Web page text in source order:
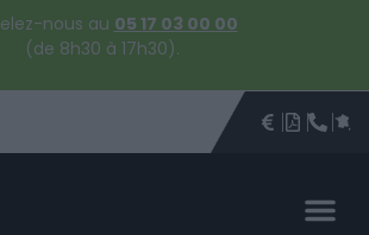
nous au 05 17 03 00 00
(de 8h30 à 17h30).
DEVISÊTRE